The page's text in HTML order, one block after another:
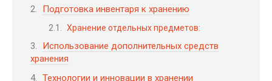
Подготовка инвентаря к хранению
Хранение отдельных предметов:
Использование дополнительных средств
хранения
Технологии и инновации в хранении